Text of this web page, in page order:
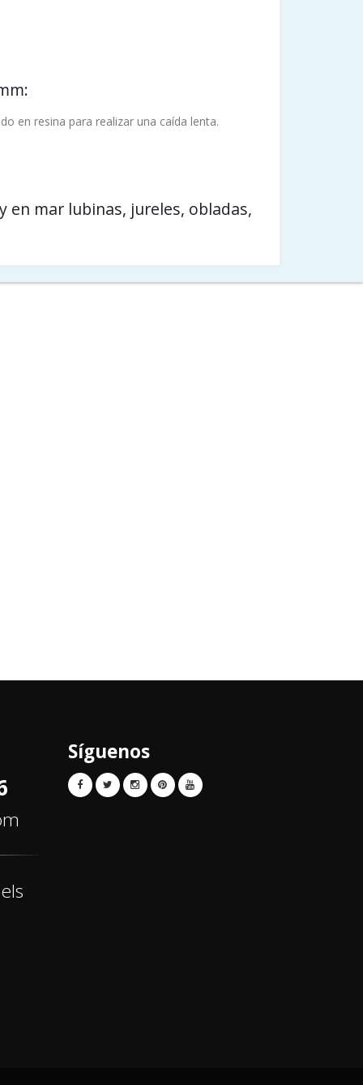
en resina para realizar una caída lenta.
en mar lubinas, jureles, obladas,
Síguenos